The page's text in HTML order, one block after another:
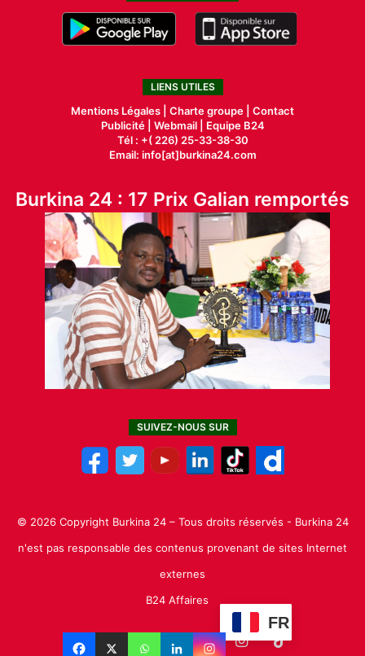
LIENS UTILES
Mentions Légales | Charte groupe | Contact
Publicité| Webmail |
Equipe B24
Tél : +( 226) 25-33-38-30
Email: info[at]burkina24.com
Burkina 24 : 17 Prix Galian remportés
SUIVEZ-NOUS SUR
© 2026 Copyright Burkina 24 – Tous droits réservés - Burkina 24
n'est pas responsable des contenus provenant de sites Internet
externes
B24 Affaires
FR
Facebook LinkedinYouTubeInstagram
TikTok